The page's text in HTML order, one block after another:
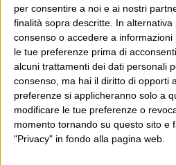
per consentire a noi e ai nostri
finalità sopra descritte. In
consenso o accedere a
le tue preferenze prima di
alcuni trattamenti dei dati personali
consenso, ma hai il diritto di opporti
preferenze si applicheranno solo a
modificare le tue preferenze o
momento tornando su questo sito e
"Privacy" in fondo alla pagina web.